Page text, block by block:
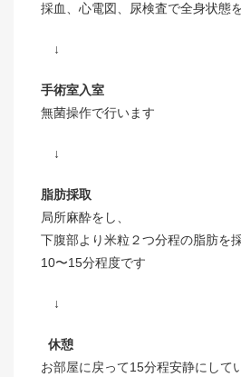
採血、心電図、尿検査で全身状態
↓
手術室入室
無菌操作で行います
↓
脂肪採取
局所麻酔をし、
下腹部より米粒２つ分程の脂肪を
10〜15分程度です
↓
休憩
お部屋に戻って15分程安静にして